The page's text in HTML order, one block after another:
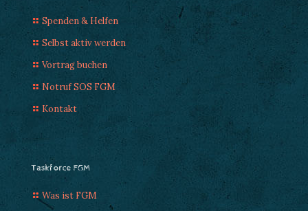
Spenden & Helfen
Selbst aktiv werden
Vortrag buchen
Notruf SOS FGM
Kontakt
Taskforce FGM
Was ist FGM